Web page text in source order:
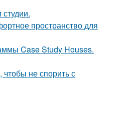
пространство для
Case Study Houses.
не спорить с